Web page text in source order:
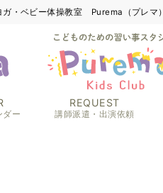
・ベビー体操教室 Purema（プレマ）
ダー
REQUEST
講師派遣・出演依頼